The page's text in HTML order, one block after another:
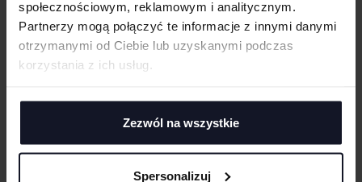
społecznościowym, reklamowym i analitycznym.
Partnerzy mogą połączyć te informacje z innymi danymi
otrzymanymi od Ciebie lub uzyskanymi podczas
korzystania z ich usług.
Zezwól na wszystkie
Spersonalizuj
WORKWEAR PANTS WITH BIB -
DAIBER
Od 184.48 zł netto
WORKWEAR BERMUDAS - COLOR -